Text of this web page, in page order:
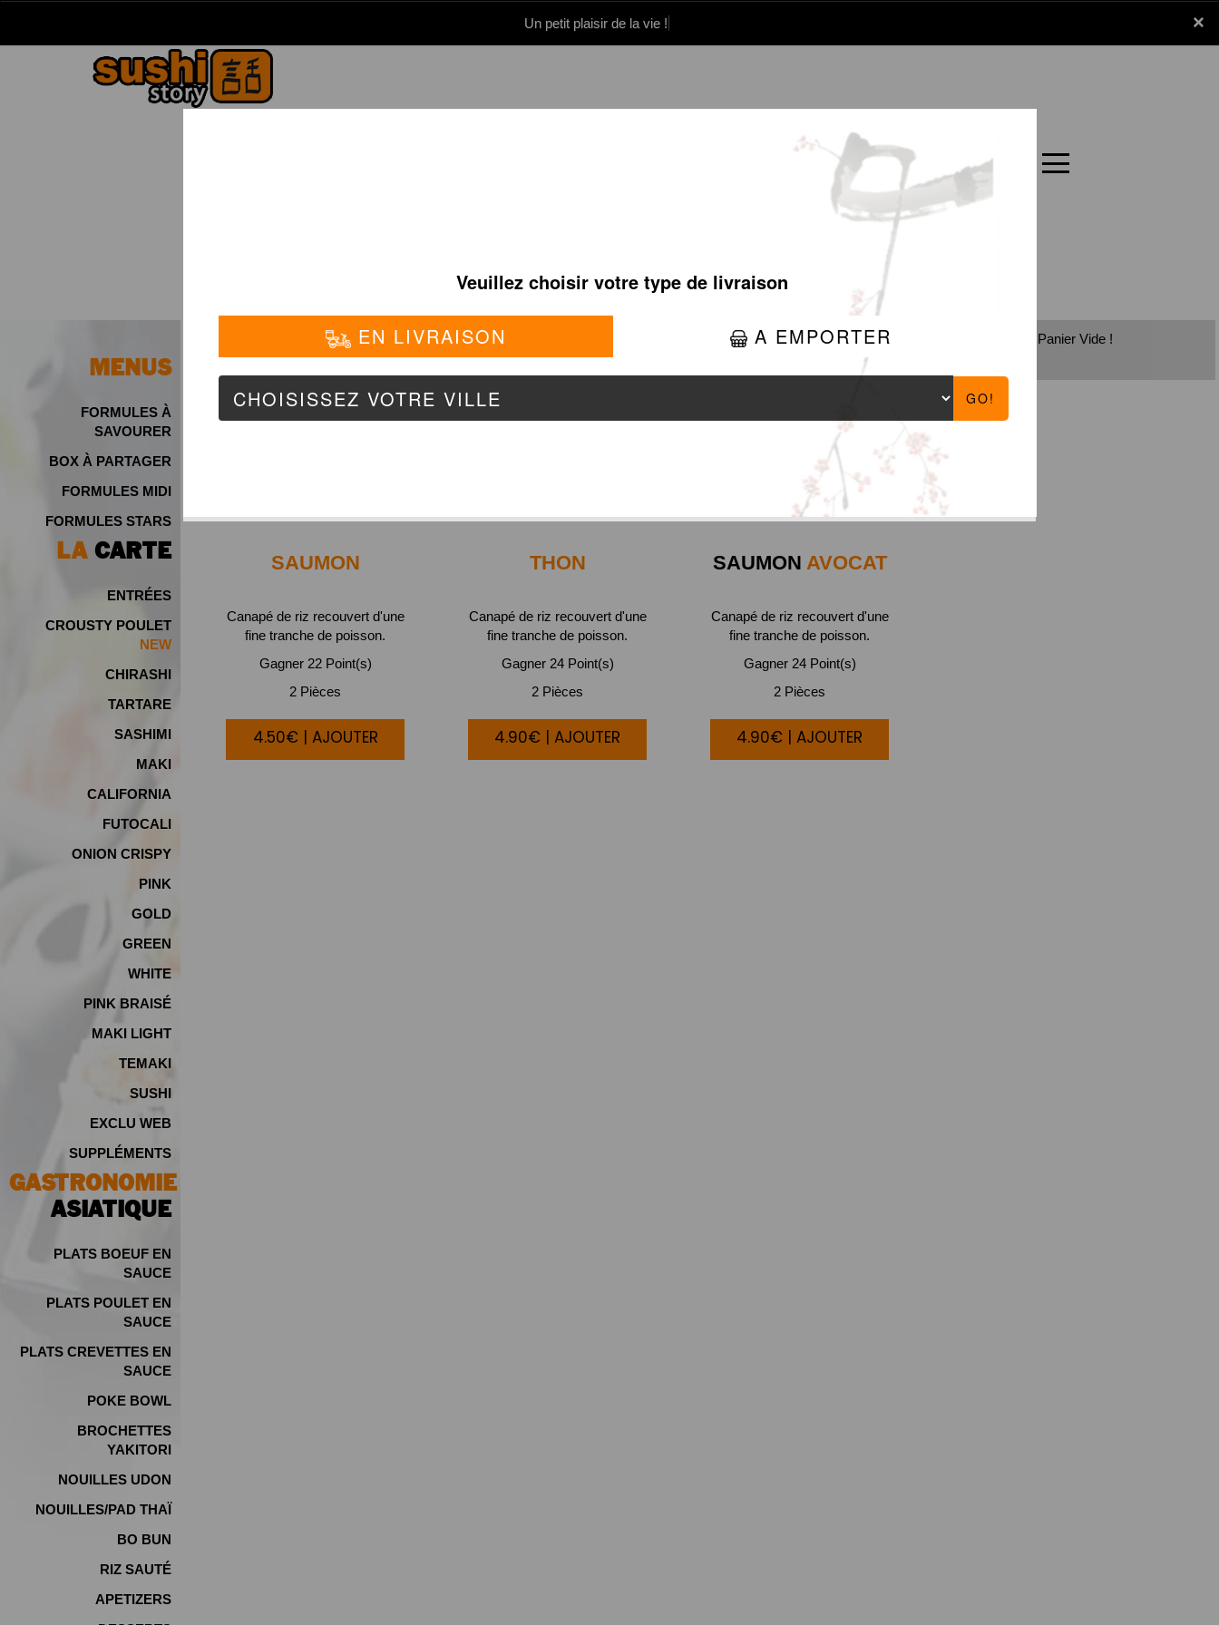
×
Un petit plaisir de la vie !
Panier Carte
x
MENUS
FORMULES À
SAVOURER
BOX À PARTAGER
FORMULES MIDI
FORMULES STARS
LA CARTE
ENTRÉES
CROUSTY POULET
NEW
CHIRASHI
TARTARE
SASHIMI
MAKI
CALIFORNIA
FUTOCALI
ONION CRISPY
PINK
GOLD
GREEN
WHITE
PINK BRAISÉ
MAKI LIGHT
TEMAKI
SUSHI
EXCLU WEB
SUPPLÉMENTS
GASTRONOMIE
ASIATIQUE
PLATS BOEUF EN
SAUCE
PLATS POULET EN
SAUCE
PLATS CREVETTES EN
SAUCE
POKE BOWL
BROCHETTES
YAKITORI
NOUILLES UDON
NOUILLES/PAD THAÏ
BO BUN
RIZ SAUTÉ
APETIZERS
SUSHI
SAUMON
Canapé de riz recouvert d'une
fine tranche de poisson.
Gagner 22 Point(s)
2 Pièces
4.50€ | AJOUTER
THON
Canapé de riz recouvert d'une
fine tranche de poisson.
Gagner 24 Point(s)
2 Pièces
4.90€ | AJOUTER
SAUMON AVOCAT
Canapé de riz recouvert d'une
fine tranche de poisson.
Gagner 24 Point(s)
2 Pièces
4.90€ | AJOUTER
Panier Vide !